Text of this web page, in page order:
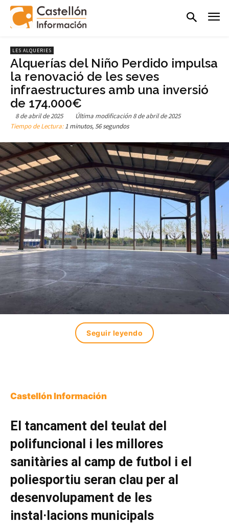
LES ALQUERIES
Alquerías del Niño Perdido impulsa
la renovació de les seves
infraestructures amb una inversió
de 174.000€
8 de abril de 2025 Última modificación 8 de abril de 2025
Tiempo de Lectura:1 minutos, 56 segundos
Seguir leyendo
Castellón Información
El tancament del teulat del
polifuncional i les millores
sanitàries al camp de futbol i el
poliesportiu seran clau per al
desenvolupament de les
instal·lacions municipals